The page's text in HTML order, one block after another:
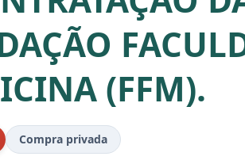
(FFM).
Compra privada